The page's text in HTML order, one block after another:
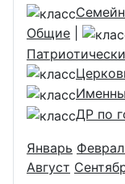
Общие
ДР по
Январь
Август